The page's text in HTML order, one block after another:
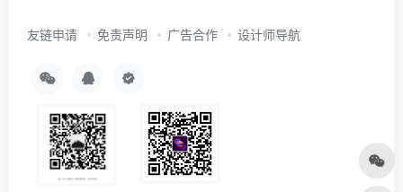
友链申请 免责声明 广告合作 设计师导航